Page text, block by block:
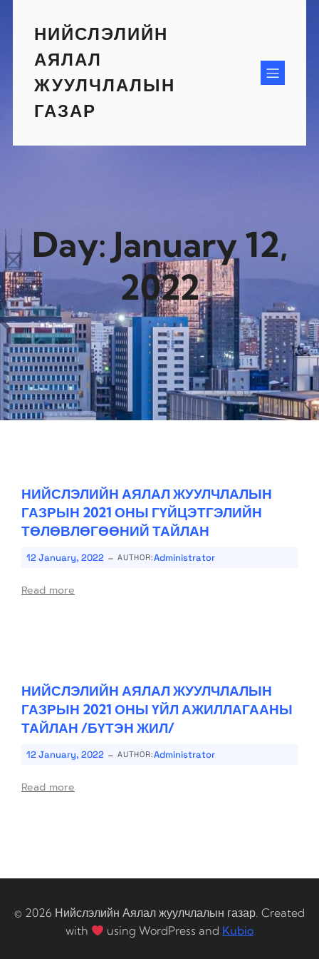
contentНИЙСЛЭЛИЙН
АЯЛАЛ
ЖУУЛЧЛАЛЫН
ГАЗАР
Day: January 12,
2022
НИЙСЛЭЛИЙН АЯЛАЛ ЖУУЛЧЛАЛЫН
ГАЗРЫН 2021 ОНЫ ГҮЙЦЭТГЭЛИЙН
ТӨЛӨВЛӨГӨӨНИЙ ТАЙЛАН
12 January, 2022 - AUTHOR:Administrator
Read more
НИЙСЛЭЛИЙН АЯЛАЛ ЖУУЛЧЛАЛЫН
ГАЗРЫН 2021 ОНЫ ҮЙЛ АЖИЛЛАГААНЫ
ТАЙЛАН /БҮТЭН ЖИЛ/
12 January, 2022 - AUTHOR:Administrator
Read more
© 2026 Нийслэлийн Аялал жуулчлалын газар. Created
with
using WordPress and Kubio